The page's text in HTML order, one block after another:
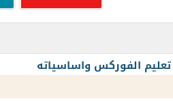
تعليم الفوركس واساسياته